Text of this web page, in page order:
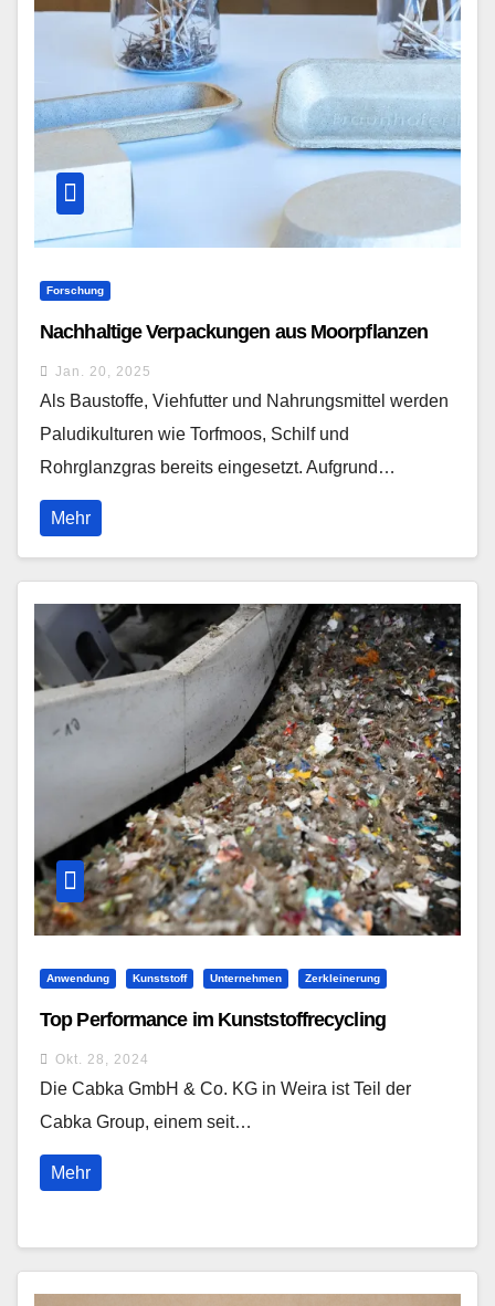
Forschung
Nachhaltige Verpackungen aus Moorpflanzen
Jan. 20, 2025
Als Baustoffe, Viehfutter und Nahrungsmittel werden
Paludikulturen wie Torfmoos, Schilf und
Rohrglanzgras bereits eingesetzt. Aufgrund…
Mehr
Anwendung Kunststoff Unternehmen Zerkleinerung
Top Performance im Kunststoffrecycling
Okt. 28, 2024
Die Cabka GmbH & Co. KG in Weira ist Teil der
Cabka Group, einem seit…
Mehr